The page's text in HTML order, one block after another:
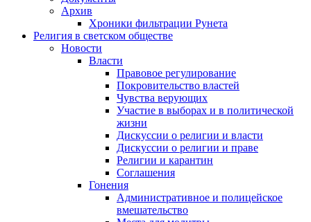
Архив
Хроники фильтрации Рунета
Религия в светском обществе
Новости
Власти
Правовое регулирование
Покровительство властей
Чувства верующих
Участие в выборах и в политической
жизни
Дискуссии о религии и власти
Дискуссии о религии и праве
Религии и карантин
Соглашения
Гонения
Административное и полицейское
вмешательство